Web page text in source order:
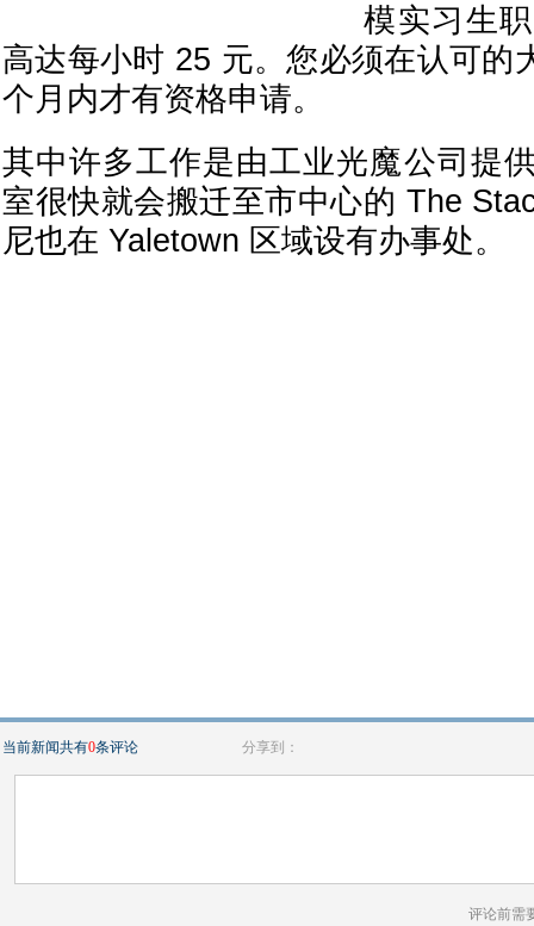
模实习生
高达每小时 25 元。您必须在认可的
个月内才有资格申请。
其中许多工作是由工业光魔公司提
室很快就会搬迁至市中心的 The
尼也在 Yaletown 区域设有办事处。
当前新闻共有0条评论 分享到：
评论前需